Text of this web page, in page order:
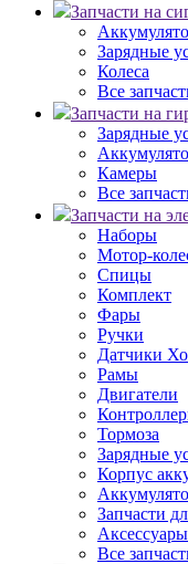
Запчасти на
Зарядные
Колеса
Все
Запчасти на
Зарядные
Камеры
Все
Запчасти на
Наборы
Мотор-
Спицы
Комплект
Фары
Ручки
Датчики
Рамы
Двигатели
Тормоза
Зарядные
Корпус
Запчасти
Все